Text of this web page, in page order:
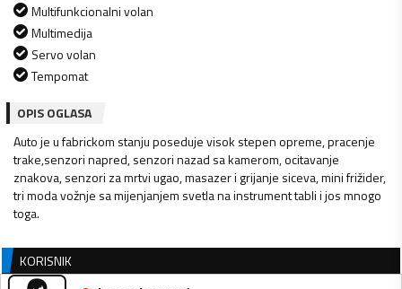
Multifunkcionalni volan
Multimedija
Servo volan
Tempomat
OPIS OGLASA
Auto je u fabrickom stanju poseduje visok stepen opreme, pracenje
trake,senzori napred, senzori nazad sa kamerom, ocitavanje
znakova, senzori za mrtvi ugao, masazer i grijanje siceva, mini frižider,
tri moda vožnje sa mijenjanjem svetla na instrument tabli i jos mnogo
toga.
KORISNIK